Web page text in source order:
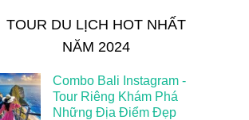
TOUR DU LỊCH HOT NHẤT
NĂM 2024
Combo Bali Instagram -
Tour Riêng Khám Phá
Những Địa Điểm Đẹp